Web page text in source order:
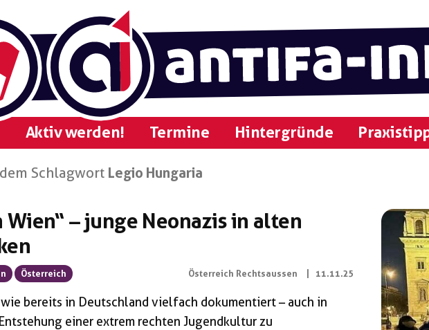
Aktiv werden! Termine Hintergründe
Schlagwort Legio Hungaria
Wien“ – junge Neonazis in alten
Österreich Österreich Rechtsaussen 11.11.25
bereits in Deutschland vielfach dokumentiert – auch in
einer extrem rechten Jugendkultur zu